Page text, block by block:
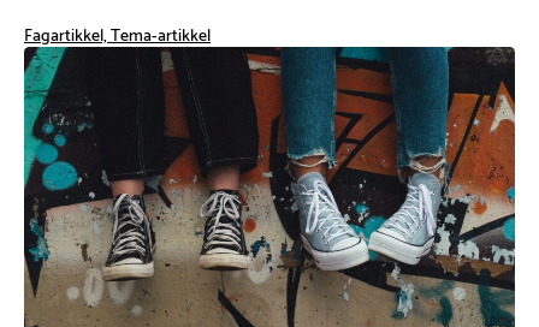
Fagartikkel, Tema-artikkel